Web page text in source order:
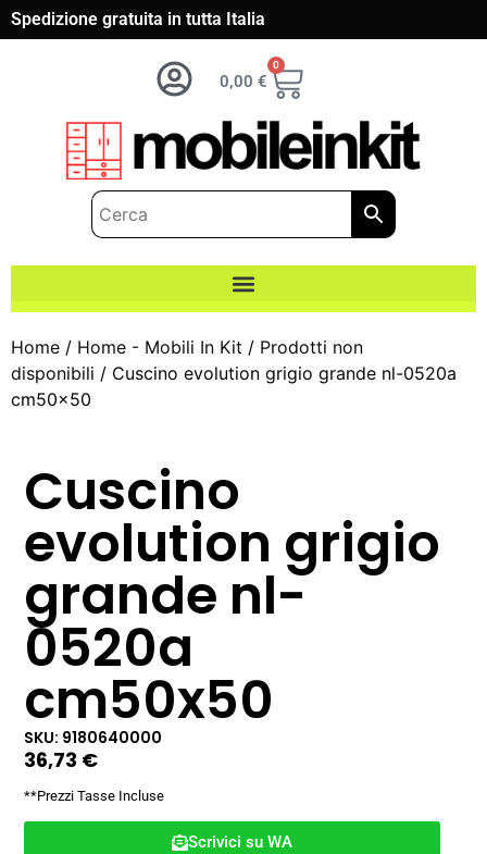
Spedizione gratuita in tutta Italia
0,00 €
0
Home / Home - Mobili In Kit / Prodotti non
disponibili / Cuscino evolution grigio grande nl-0520a
cm50x50
Cuscino
evolution grigio
grande nl-
0520a
cm50x50
SKU: 9180640000
36,73 €
**Prezzi Tasse Incluse
Scrivici su WA